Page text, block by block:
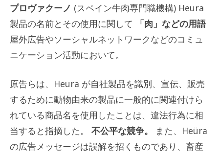
プロヴァクーノ (スペイン牛肉専門職機構) Heura
製品の名前とその使用に関して
「肉」などの用語
屋外広告やソーシャルネットワークなどのコミュ
ニケーション活動において。
原告らは、Heura が自社製品を識別、宣伝、販売
するために動物由来の製品に一般的に関連付けら
れている商品名を使用したことは、違法行為に相
当すると指摘した。 不公平な競争。
また、Heüra
の広告メッセージは誤解を招くものであり、畜産